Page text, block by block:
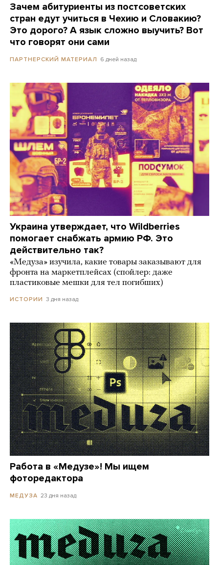
Зачем абитуриенты из постсоветских
стран едут учиться в Чехию и Словакию?
Это дорого? А язык сложно выучить? Вот
что говорят они сами
ПАРТНЕРСКИЙ МАТЕРИАЛ 6 дней назад
Украина утверждает, что Wildberries
помогает снабжать армию РФ. Это
действительно так?
«Медуза» изучила, какие товары заказывают для
фронта на маркетплейсах (спойлер: даже
пластиковые мешки для тел погибших)
ИСТОРИИ 3 дня назад
Работа в «Медузе»! Мы ищем
фоторедактора
МЕДУЗА 23 дня назад